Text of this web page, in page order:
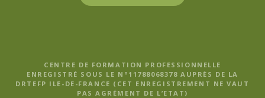
CENTRE DE FORMATION PROFESSIONNELLE
ENREGISTRÉ SOUS LE N°11788068378 AUPRÈS DE LA
DRTEFP ILE-DE-FRANCE (CET ENREGISTREMENT NE VAUT
PAS AGRÉMENT DE L’ETAT)